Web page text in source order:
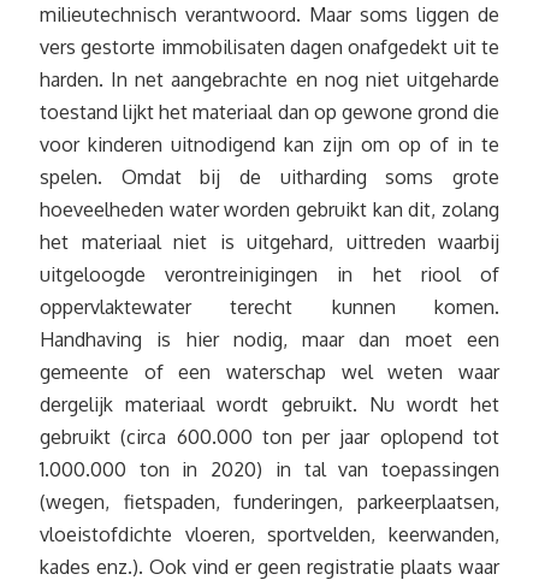
milieutechnisch verantwoord. Maar soms liggen de
vers gestorte immobilisaten dagen onafgedekt uit te
harden. In net aangebrachte en nog niet uitgeharde
toestand lijkt het materiaal dan op gewone grond die
voor kinderen uitnodigend kan zijn om op of in te
spelen. Omdat bij de uitharding soms grote
hoeveelheden water worden gebruikt kan dit, zolang
het materiaal niet is uitgehard, uittreden waarbij
uitgeloogde verontreinigingen in het riool of
oppervlaktewater terecht kunnen komen.
Handhaving is hier nodig, maar dan moet een
gemeente of een waterschap wel weten waar
dergelijk materiaal wordt gebruikt. Nu wordt het
gebruikt (circa 600.000 ton per jaar oplopend tot
1.000.000 ton in 2020) in tal van toepassingen
(wegen, fietspaden, funderingen, parkeerplaatsen,
vloeistofdichte vloeren, sportvelden, keerwanden,
kades enz.). Ook vind er geen registratie plaats waar